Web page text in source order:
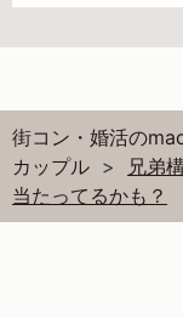
街コン・婚活の
カップル
兄弟
当たってるかも？